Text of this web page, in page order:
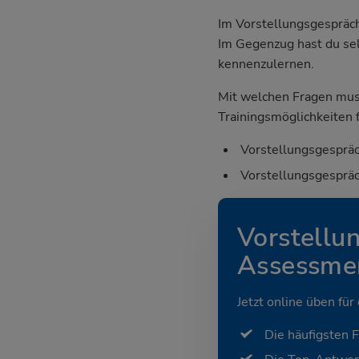
Im
Im Gegenzug hast du
kennenzulernen.
Mit welchen Fragen
Trainingsmöglichkeiten
Jetzt online üben für
Die häufigsten